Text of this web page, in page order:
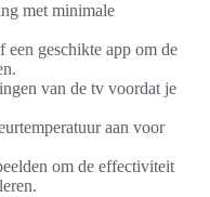
met minimale
geschikte app om de
van de tv voordat je
aan voor
om de effectiviteit